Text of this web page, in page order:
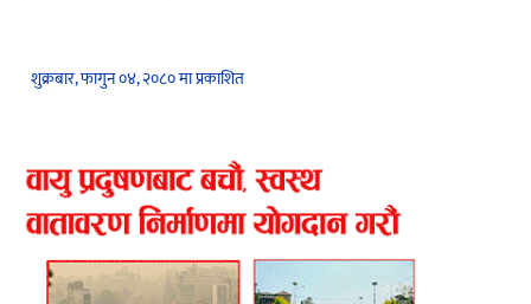
शुक्रबार, फागुन ०४, २०८० मा प्रकाशित